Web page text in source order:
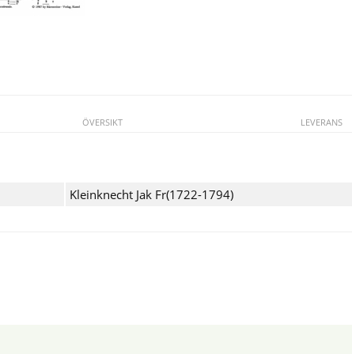
ÖVERSIKT LEVERANS
Kleinknecht Jak Fr(1722-1794)